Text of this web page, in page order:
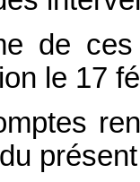
de
le 17